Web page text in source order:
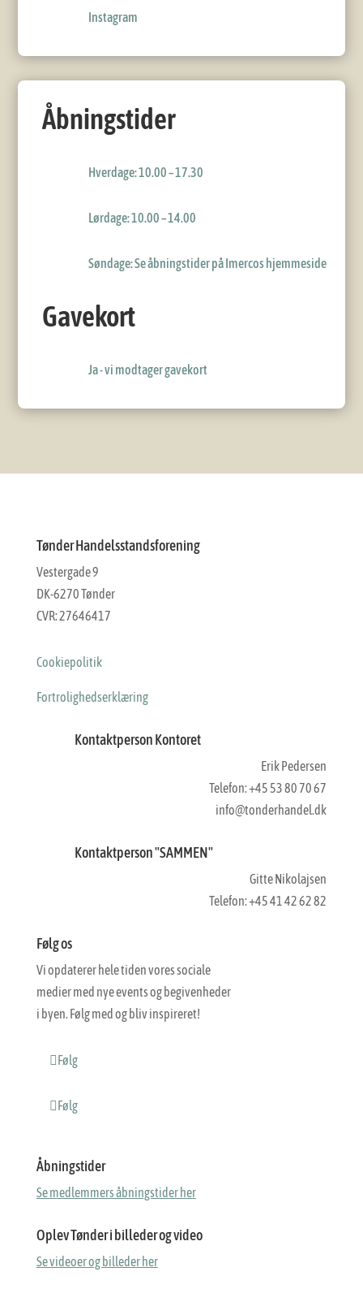
Instagram
Åbningstider
Hverdage: 10.00 – 17.30
Lørdage: 10.00 – 14.00
Søndage: Se åbningstider på Imercos hjemmeside
Gavekort
Ja - vi modtager gavekort
Tønder Handelsstandsforening
Vestergade 9
DK-6270 Tønder
CVR: 27646417
Cookiepolitik
Fortrolighedserklæring
Kontaktperson Kontoret
Erik Pedersen
Telefon: +45 53 80 70 67
info@tonderhandel.dk
Kontaktperson "SAMMEN"
Gitte Nikolajsen
Telefon: +45 41 42 62 82
Følg os
Vi opdaterer hele tiden vores sociale
medier med nye events og begivenheder
i byen. Følg med og bliv inspireret!
Følg
Følg
Åbningstider
Se medlemmers åbningstider her
Oplev Tønder i billeder og video
Se videoer og billeder her